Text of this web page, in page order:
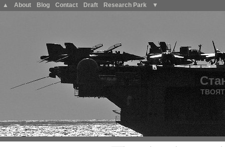
▲ About Blog Contact Draft Research Park ▼